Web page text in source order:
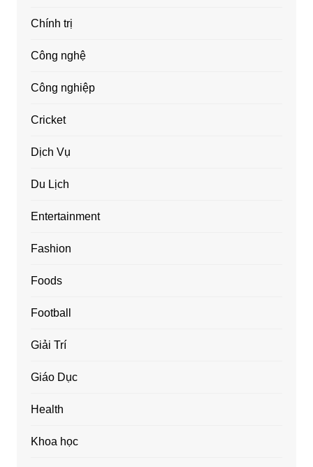
Chính trị
Công nghệ
Công nghiệp
Cricket
Dịch Vụ
Du Lịch
Entertainment
Fashion
Foods
Football
Giải Trí
Giáo Dục
Health
Khoa học